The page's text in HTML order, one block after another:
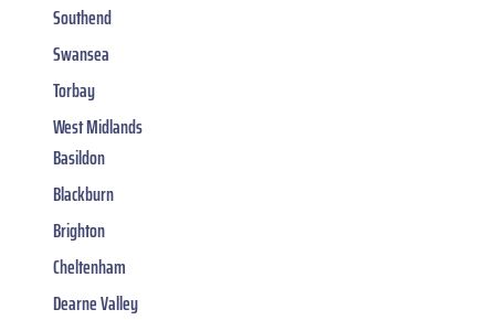
Southend
Swansea
Torbay
West Midlands
Basildon
Blackburn
Brighton
Cheltenham
Dearne Valley